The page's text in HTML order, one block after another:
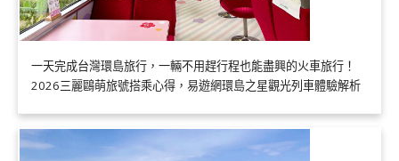
一天完成台灣環島旅行，一輛不用趕行程也能盡興的火車旅行！
2026三麗鷗萌旅號搭乘心得，易遊網環島之星觀光列車體驗解析